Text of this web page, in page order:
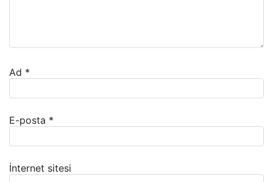
Ad *
E-posta *
İnternet sitesi